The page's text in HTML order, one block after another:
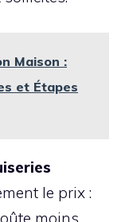
Maison :
et Étapes
le prix :
moins